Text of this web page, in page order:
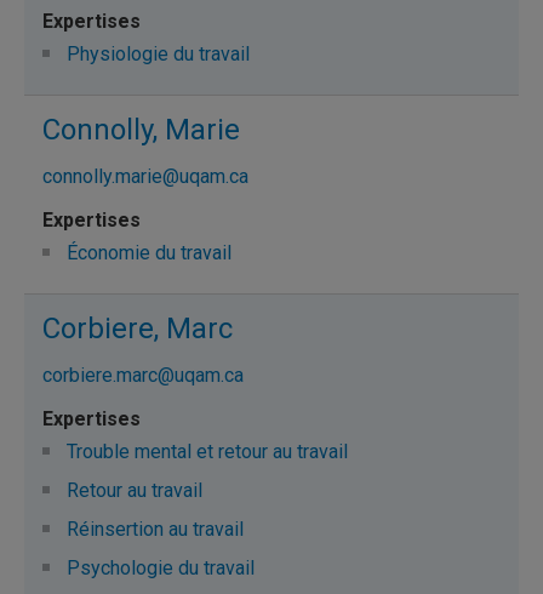
Physiologie du travail
Connolly, Marie
connolly.marie@uqam.ca
Économie du travail
Corbiere, Marc
corbiere.marc@uqam.ca
Trouble mental et retour au travail
Retour au travail
Réinsertion au travail
Psychologie du travail